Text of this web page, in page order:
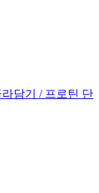
담기 / 프로틴 단